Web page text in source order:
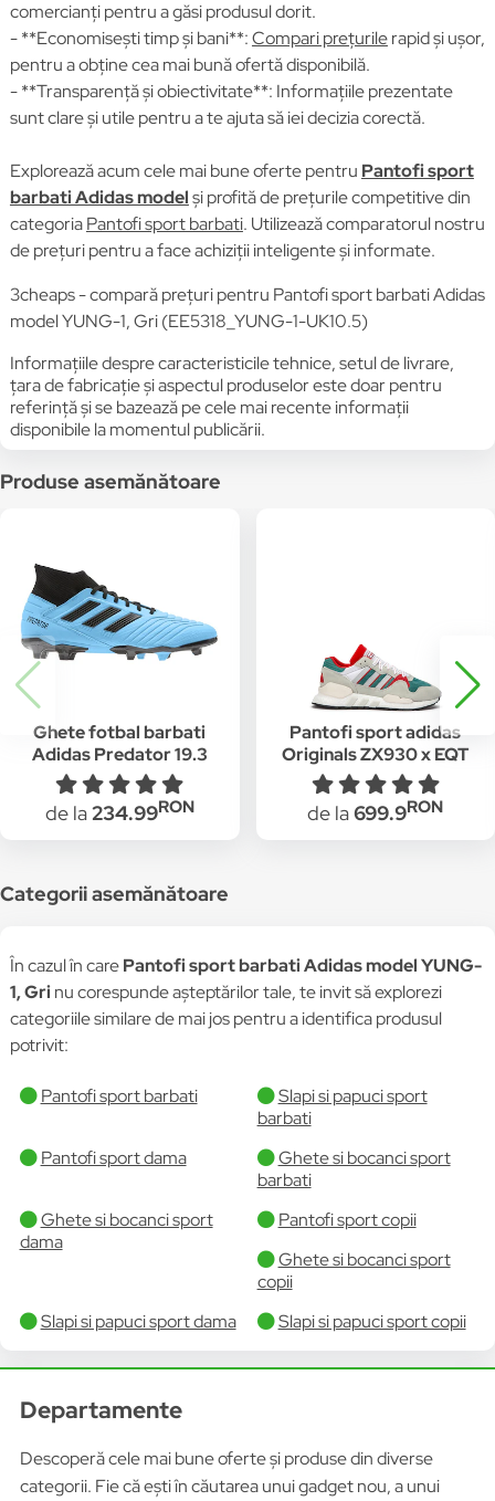
comercianți pentru a găsi produsul dorit.
- **Economisești timp și bani**:Compari prețurilerapid și ușor,
pentru a obține cea mai bună ofertă disponibilă.
- **Transparență și obiectivitate**: Informațiile prezentate
sunt clare și utile pentru a te ajuta să iei decizia corectă.
Explorează acum cele mai bune oferte pentru Pantofi sport
barbati Adidas modelși profită de prețurile competitive din
categoriaPantofi sport barbati. Utilizează comparatorul nostru
de prețuri pentru a face achiziții inteligente și informate.
3cheaps - compară prețuri pentru Pantofi sport barbati Adidas
model YUNG-1, Gri (EE5318_YUNG-1-UK10.5)
Informațiile despre caracteristicile tehnice, setul de livrare,
țara de fabricație și aspectul produselor este doar pentru
referință și se bazează pe cele mai recente informații
disponibile la momentul publicării.
Produse asemănătoare
Ghete fotbal barbati
Adidas Predator 19.3
FG Albastru
de la234.99RON
Pantofi sport adidas
Originals ZX930 x EQT
"Never Made Pack"
G26806, Gri/Verde
de la699.9RON
Categorii asemănătoare
În cazul în carePantofi sport barbati Adidas model YUNG-
1, Grinu corespunde așteptărilor tale, te invit să explorezi
categoriile similare de mai jos pentru a identifica produsul
potrivit:
Pantofi sport barbati
Slapi si papuci sport
barbati
Pantofi sport dama
Ghete si bocanci sport
barbati
Ghete si bocanci sport
dama
Pantofi sport copii
Ghete si bocanci sport
copii
Slapi si papuci sport dama
Slapi si papuci sport copii
Departamente
Descoperă cele mai bune oferte și produse din diverse
categorii. Fie că ești în căutarea unui gadget nou, a unui